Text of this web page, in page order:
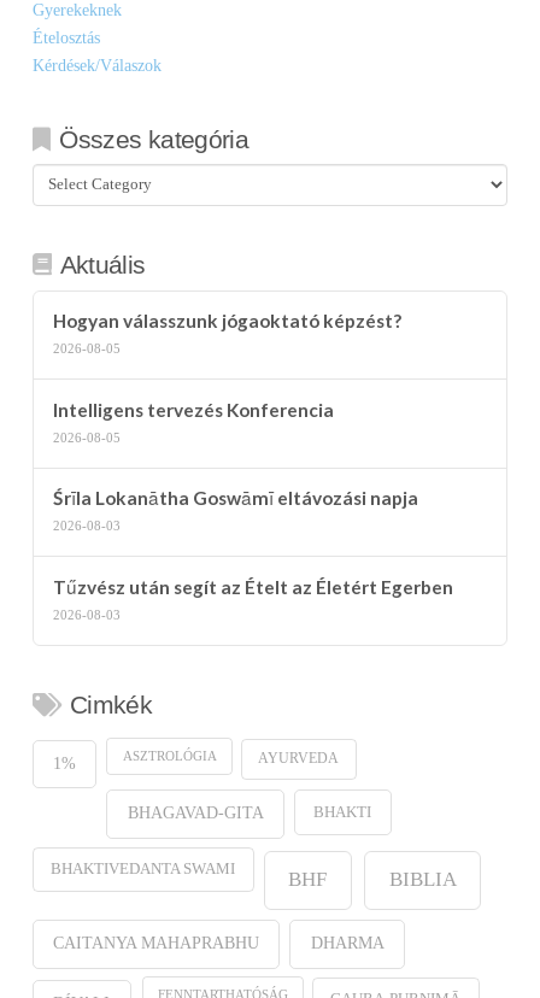
Gyerekeknek
Ételosztás
Kérdések/Válaszok
Összes kategória
Összes
kategória
Aktuális
Hogyan válasszunk jógaoktató képzést?
2026-08-05
Intelligens tervezés Konferencia
2026-08-05
Śrīla Lokanātha Goswāmī eltávozási napja
2026-08-03
Tűzvész után segít az Ételt az Életért Egerben
2026-08-03
Cimkék
1% ASZTROLÓGIA AYURVEDA
BHAGAVAD-GITA BHAKTI
BHAKTIVEDANTA SWAMI BHF BIBLIA
CAITANYA MAHAPRABHU DHARMA
FENNTARTHATÓSÁG